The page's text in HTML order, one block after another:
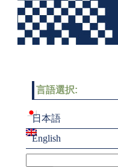
言語選択:
日本語
English